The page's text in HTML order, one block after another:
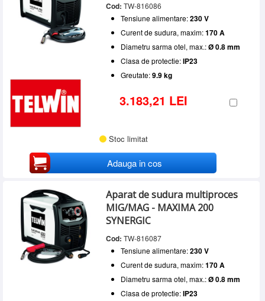
Cod: TW-816086
Tensiune alimentare:230 V
Curent de sudura, maxim:170 A
Diametru sarma otel, max.:Ø 0.8 mm
Clasa de protectie:IP23
Greutate:9.9 kg
3.183,21 LEI
Stoc limitat
Adauga in cos
Aparat de sudura multiproces
MIG/MAG - MAXIMA 200
SYNERGIC
Cod: TW-816087
Tensiune alimentare:230 V
Curent de sudura, maxim:170 A
Diametru sarma otel, max.:Ø 0.8 mm
Clasa de protectie:IP23